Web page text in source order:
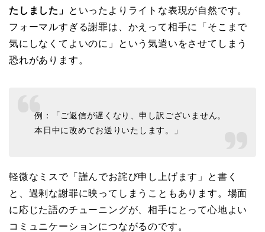
たしました」
といったよりライトな表現が自然です。
フォーマルすぎる謝罪は、かえって相手に「そこまで
気にしなくてよいのに」という気遣いをさせてしまう
恐れがあります。
例：「ご返信が遅くなり、申し訳ございません。
本日中に改めてお送りいたします。」
軽微なミスで「謹んでお詫び申し上げます」と書く
と、過剰な謝罪に映ってしまうこともあります。場面
に応じた語のチューニングが、相手にとって心地よい
コミュニケーションにつながるのです。